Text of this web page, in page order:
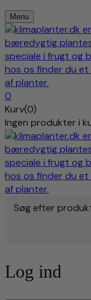
Menu
0
Kurv(0)
Ingen produkter i
Søg efter
Log ind